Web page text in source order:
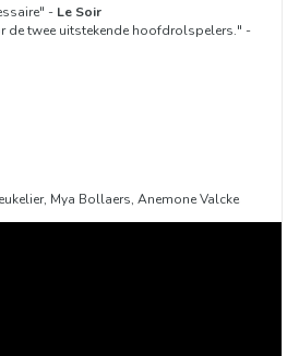
- Le Soir
de twee uitstekende hoofdrolspelers." -
Mya Bollaers, Anemone Valcke